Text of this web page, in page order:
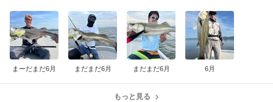
まーだまだ6月 まだまだ6月 まだまだ6月 6月
もっと見る